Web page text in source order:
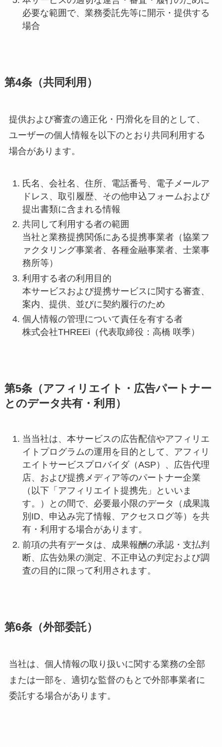
必要な範囲で、業務委託先等に開示・提供する
場合
第4条（共同利用）
提供および審査の適正化・円滑化を目的として、
ユーザーの個人情報を以下のとおり共同利用する
場合があります。
氏名、会社名、住所、電話番号、電子メールア
ドレス、取引履歴、その他申込フォームおよび
提出書類に含まれる情報
共同して利用する者の範囲
当社と業務提携関係にある提携事業者（協業フ
ァクタリング事業者、各種金融事業者、士業事
務所等）
利用する者の利用目的
本サービスおよび提携サービスに関する審査、
案内、提供、並びに契約履行のため
個人情報の管理について責任を有する者
株式会社THREEi（代表取締役：高橋 咲季）
第5条（アフィリエイト・広告パートナー
とのデータ共有・利用）
当当社は、本サービスの広告配信やアフィリエ
イトプログラムの運用を目的として、アフィリ
エイトサービスプロバイダ（ASP）、広告代理
店、および提携メディア等のパートナー企業
（以下「アフィリエイト提携先」といいま
す。）との間で、必要最小限のデータ（成果識
別ID、申込み完了情報、アクセスログ等）を共
有・利用する場合があります。
前項の共有データは、成果報酬の承認・支払判
断、広告効果の測定、不正申込の判定および調
査の目的に限って利用されます。
第6条（外部委託）
当社は、個人情報の取り扱いに関する業務の全部
または一部を、適切な監督のもとで外部事業者に
委託する場合があります。